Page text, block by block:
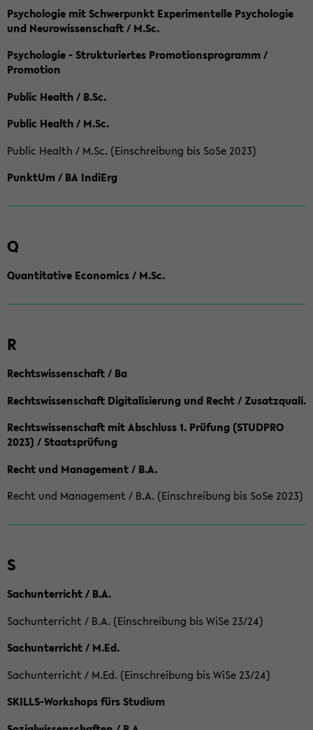
Psychologie mit Schwerpunkt Experimentelle Psychologie
und Neurowissenschaft / M.Sc.
Psychologie - Strukturiertes Promotionsprogramm /
Promotion
Public Health / B.Sc.
Public Health / M.Sc.
Public Health / M.Sc. (Einschreibung bis SoSe 2023)
PunktUm / BA IndiErg
Q
Quantitative Economics / M.Sc.
R
Rechtswissenschaft / Ba
Rechtswissenschaft Digitalisierung und Recht / Zusatzquali.
Rechtswissenschaft mit Abschluss 1. Prüfung (STUDPRO
2023) / Staatsprüfung
Recht und Management / B.A.
Recht und Management / B.A. (Einschreibung bis SoSe 2023)
S
Sachunterricht / B.A.
Sachunterricht / B.A. (Einschreibung bis WiSe 23/24)
Sachunterricht / M.Ed.
Sachunterricht / M.Ed. (Einschreibung bis WiSe 23/24)
SKILLS-Workshops fürs Studium